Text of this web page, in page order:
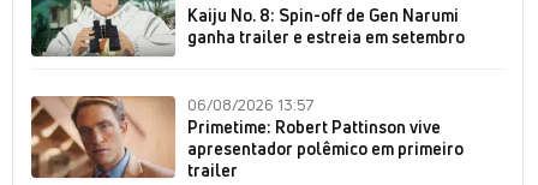
Kaiju No. 8: Spin-off de Gen Narumi
ganha trailer e estreia em setembro
06/08/2026 13:57
Primetime: Robert Pattinson vive
apresentador polêmico em primeiro
trailer